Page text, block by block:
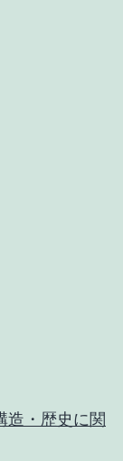
造・歴史に関